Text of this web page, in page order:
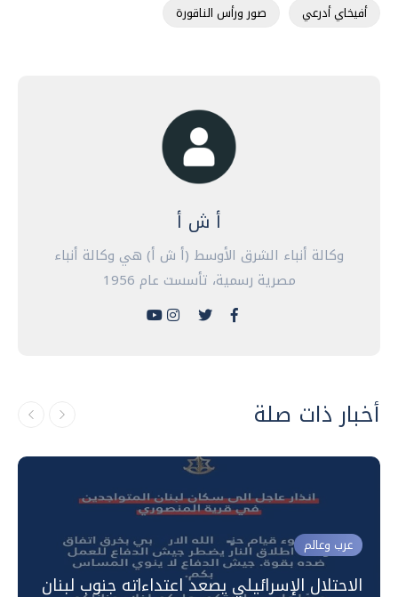
أفيخاي أدرعي
صور ورأس الناقورة
أ ش أ
وكالة أنباء الشرق الأوسط (أ ش أ) هي وكالة أنباء
مصرية رسمية، تأسست عام 1956
أخبار ذات صلة
عرب وعالم
الاحتلال الإسرائيلي يصعد اعتداءاته جنوب لبنان